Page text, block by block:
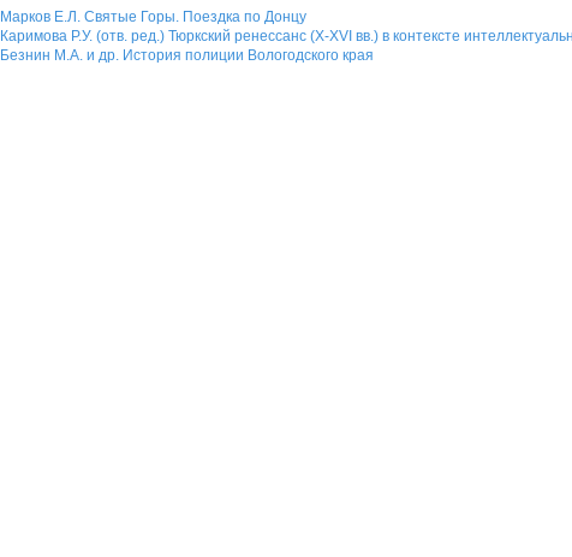
Марков Е.Л. Святые Горы. Поездка по Донцу
Каримова Р.У. (отв. ред.) Тюркский ренессанс (X-XVI вв.) в контексте
Безнин М.А. и др. История полиции Вологодского края